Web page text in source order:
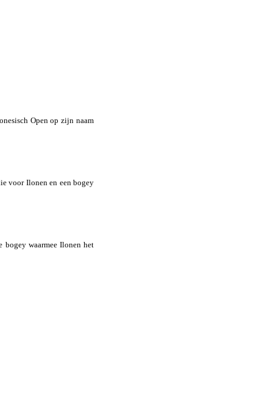
Open op zijn naam
voor Ilonen en een bogey
bogey waarmee Ilonen het